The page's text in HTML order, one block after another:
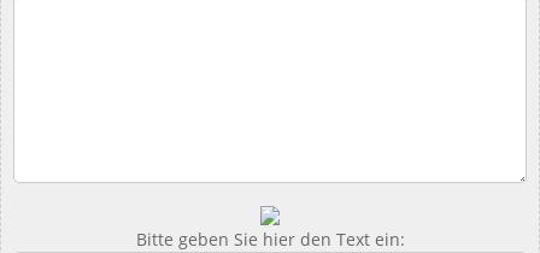
Bitte geben Sie hier den Text ein: